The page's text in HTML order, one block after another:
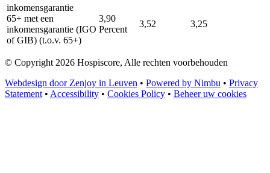
inkomensgarantie
65+ met een
inkomensgarantie (IGO
of GIB) (t.o.v. 65+)
3,90
Percent
3,52 3,25
© Copyright 2026 Hospiscore, Alle rechten voorbehouden
Webdesign door Zenjoy in Leuven • Powered by Nimbu • Privacy
Statement • Accessibility • Cookies Policy • Beheer uw cookies